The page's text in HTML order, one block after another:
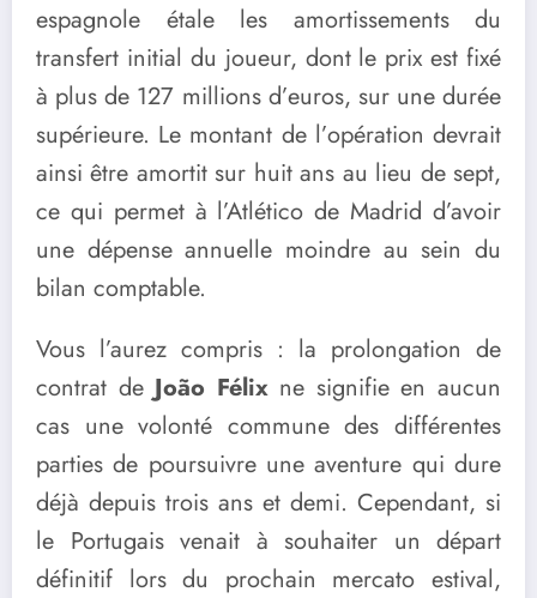
espagnole étale les amortissements du
transfert initial du joueur, dont le prix est fixé
à plus de 127 millions d’euros, sur une durée
supérieure. Le montant de l’opération devrait
ainsi être amortit sur huit ans au lieu de sept,
ce qui permet à l’Atlético de Madrid d’avoir
une dépense annuelle moindre au sein du
bilan comptable.
Vous l’aurez compris : la prolongation de
contrat deJoão Félixne signifie en aucun
cas une volonté commune des différentes
parties de poursuivre une aventure qui dure
déjà depuis trois ans et demi. Cependant, si
le Portugais venait à souhaiter un départ
définitif lors du prochain mercato estival,